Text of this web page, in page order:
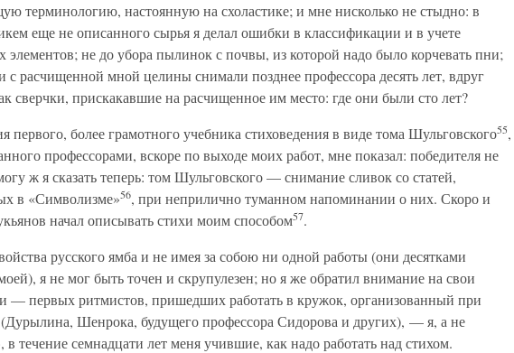
терминологию, настоянную на схоластике; и мне нисколько не стыдно: в
еще не описанного сырья я делал ошибки в классификации и в учете
элементов; не до убора пылинок с почвы, из которой надо было корчевать пни;
с расчищенной мной целины снимали позднее профессора десять лет, вдруг
сверчки, прискакавшие на расчищенное им место: где они были сто лет?
первого, более грамотного учебника стиховедения в виде тома Шульговского55,
профессорами, вскоре по выходе моих работ, мне показал: победителя не
ж я сказать теперь: том Шульговского — снимание сливок со статей,
в «Символизме»56, при неприлично туманном напоминании о них. Скоро и
начал описывать стихи моим способом57.
русского ямба и не имея за собою ни одной работы (они десятками
я не мог быть точен и скрупулезен; но я же обратил внимание на свои
— первых ритмистов, пришедших работать в кружок, организованный при
(Дурылина, Шенрока, будущего профессора Сидорова и других), — я, а не
в течение семнадцати лет меня учившие, как надо работать над стихом.